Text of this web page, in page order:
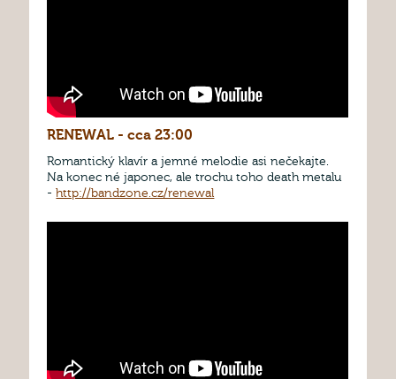
RENEWAL - cca 23:00
Romantický klavír a jemné melodie asi nečekajte.
Na konec né japonec, ale trochu toho death metalu
-http://bandzone.cz/renewal